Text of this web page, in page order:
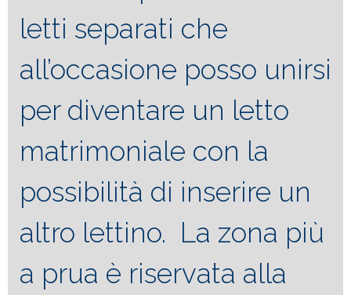
letti separati che
all’occasione posso unirsi
per diventare un letto
matrimoniale con la
possibilità di inserire un
altro lettino. La zona più
a prua è riservata alla